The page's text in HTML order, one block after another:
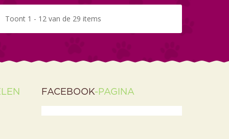
Toont 1 - 12 van de 29 items
FACEBOOK-PAGINA